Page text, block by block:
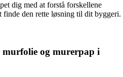
dig med at forstå forskellene
finde den rette løsning til dit byggeri.
og murerpap i